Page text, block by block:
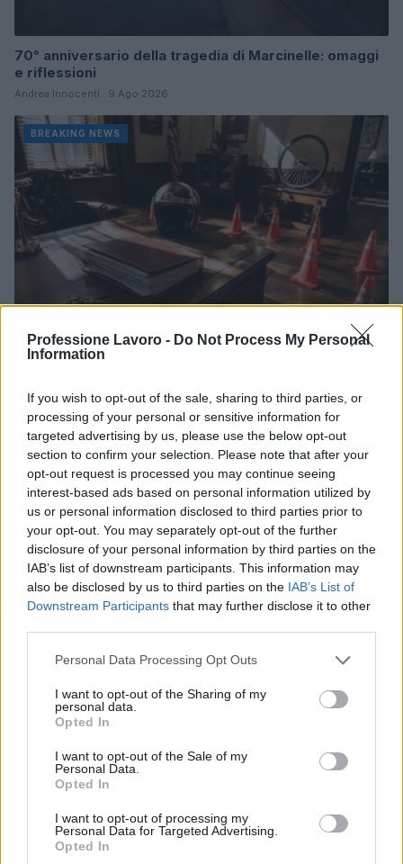
Professione Lavoro - Do Not Process My Personal
Information
If you wish to opt-out of the sale, sharing to third parties, or
processing of your personal or sensitive information for
targeted advertising by us, please use the below opt-out
section to confirm your selection. Please note that after your
opt-out request is processed you may continue seeing
interest-based ads based on personal information utilized by
us or personal information disclosed to third parties prior to
your opt-out. You may separately opt-out of the further
disclosure of your personal information by third parties on the
IAB’s list of downstream participants. This information may
also be disclosed by us to third parties on the IAB’s List of
Downstream Participants that may further disclose it to other
Please note that this website/app uses one or more Google
not limited to your visit or usage behaviour. You may click to
grant or deny consent to Google and its third-party tags to
use your data for below specified purposes in below Google
consent section.
Personal Data Processing Opt Outs
I want to opt-out of the Sharing of my
personal data.
Opted In
I want to opt-out of the Sale of my
Personal Data.
Opted In
I want to opt-out of processing my
Personal Data for Targeted Advertising.
Opted In
70° anniversario della tragedia di Marcinelle: omaggi
e riflessioni
Andrea Innocenti · 9 Ago 2026
BREAKING NEWS
discussione
Sofia Ricci · 8 Ago 2026
BREAKING NEWS
La candidatura di Irsina per Capitale Italiana della
Cultura 2029
Susanna Riva · 5 Ago 2026
PIÙ LETTI